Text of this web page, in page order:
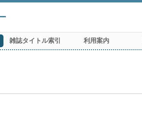
雑誌タイトル索引 利用案内